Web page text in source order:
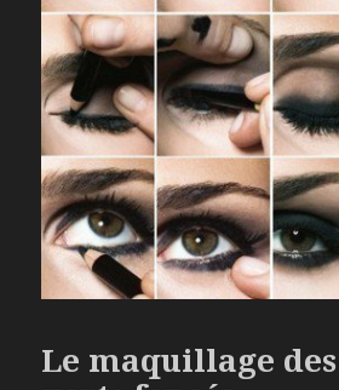
Le maquillage